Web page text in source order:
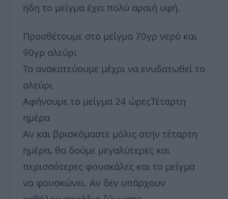
ήδη το μείγμα έχει πολύ αραιή υφή.
Προσθέτουμε στο μείγμα 70γρ νερό και
90γρ αλεύρι
Τα ανακατεύουμε μέχρι να ενυδατωθεί το
αλεύρι
Αφήνουμε το μείγμα 24 ώρεςΤέταρτη
ημέρα
Αν και βρισκόμαστε μόλις στην τέταρτη
ημέρα, θα δούμε μεγαλύτερες και
περισσότερες φουσκάλες και το μείγμα
να φουσκώνει. Αν δεν υπάρχουν